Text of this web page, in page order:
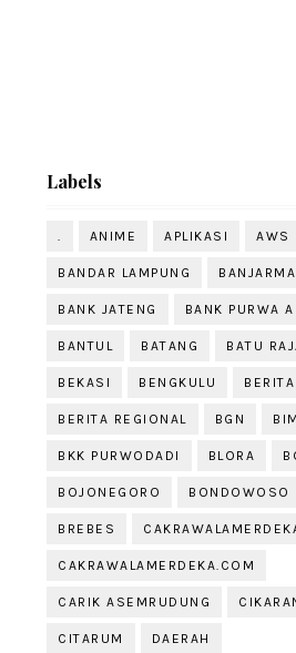
Labels
. ANIME APLIKASI AWS
BANDAR LAMPUNG
BANK JATENG BANK PURWA
BANTUL BATANG BATU
BEKASI BENGKULU BERITA
BERITA REGIONAL BGN
BKK PURWODADI BLORA
BOJONEGORO BONDOWOSO
BREBES
CAKRAWALAMERDEKA.COM
CARIK ASEMRUDUNG
CITARUM DAERAH